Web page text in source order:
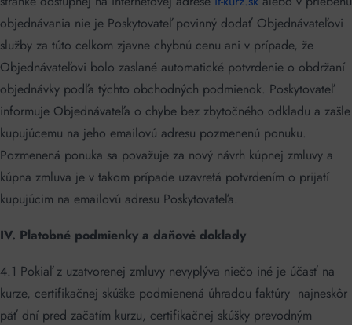
objednávania nie je Poskytovateľ povinný dodať Objednávateľovi
služby za túto celkom zjavne chybnú cenu ani v prípade, že
Objednávateľovi bolo zaslané automatické potvrdenie o obdržaní
objednávky podľa týchto obchodných podmienok. Poskytovateľ
informuje Objednávateľa o chybe bez zbytočného odkladu a zašle
kupujúcemu na jeho emailovú adresu pozmenenú ponuku.
Pozmenená ponuka sa považuje za nový návrh kúpnej zmluvy a
kúpna zmluva je v takom prípade uzavretá potvrdením o prijatí
kupujúcim na emailovú adresu Poskytovateľa.
IV. Platobné podmienky a daňové doklady
4.1 Pokiaľ z uzatvorenej zmluvy nevyplýva niečo iné je účasť na
kurze, certifikačnej skúške podmienená úhradou faktúry najneskôr
päť dní pred začatím kurzu, certifikačnej skúšky prevodným